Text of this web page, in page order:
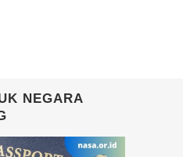
NEGARA